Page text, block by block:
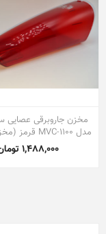
مخزن جاروبرقی عصایی
مدل MVC-1100 قرمز (مخزن آشغال)
1,488,000 تومان